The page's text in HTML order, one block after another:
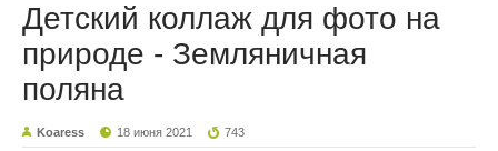
Детский коллаж для фото на
природе - Земляничная
поляна
Koaress 18 июня 2021 743